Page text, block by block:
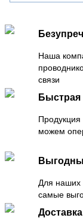
Наша
связи
Быстрая
Продукция
можем
Для наших
самые